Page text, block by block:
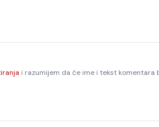
i razumijem da će ime i tekst komentara